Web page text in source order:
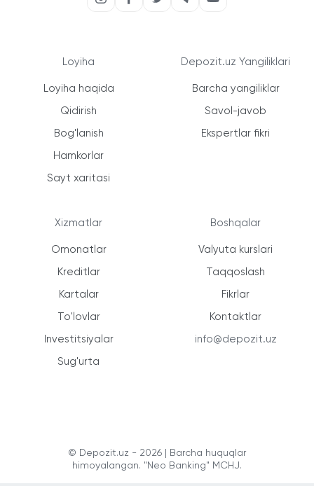
Loyiha
Loyiha haqida
Qidirish
Bog'lanish
Hamkorlar
Sayt xaritasi
Xizmatlar
Omonatlar
Kreditlar
Kartalar
To'lovlar
Investitsiyalar
Sug'urta
Depozit.uz Yangiliklari
Barcha yangiliklar
Savol-javob
Ekspertlar fikri
Boshqalar
Valyuta kurslari
Taqqoslash
Fikrlar
Kontaktlar
info@depozit.uz
© Depozit.uz - 2026 | Barcha huquqlar
himoyalangan. "Neo Banking" MCHJ.